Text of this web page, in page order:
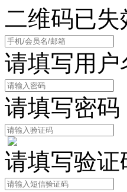
二维码已
请填写用户
请填写密码
请填写验证